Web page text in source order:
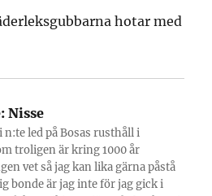
hotar med
Nisse
n:te led på Bosas rusthåll i
troligen är kring 1000 år
vet så jag kan lika gärna påstå
bonde är jag inte för jag gick i